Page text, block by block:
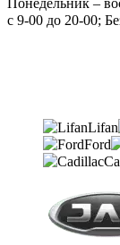
с 9-00 до 20-00;
Lifan
Ford